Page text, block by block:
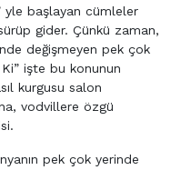
yle başlayan cümleler
gider. Çünkü zaman,
değişmeyen pek çok
işte bu konunun
kurgusu salon
vodvillere özgü
pek çok yerinde